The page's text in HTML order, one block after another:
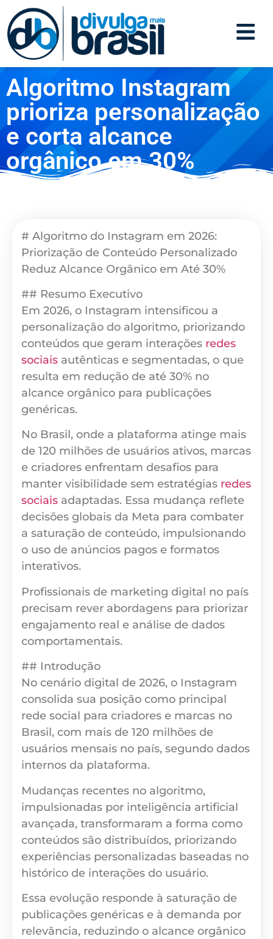
Algoritmo Instagram
prioriza personalização
e corta alcance
orgânico em 30%
# Algoritmo do Instagram em 2026:
Priorização de Conteúdo Personalizado
Reduz Alcance Orgânico em Até 30%
## Resumo Executivo
Em 2026, o Instagram intensificou a
personalização do algoritmo, priorizando
conteúdos que geram interações redes
sociais autênticas e segmentadas, o que
resulta em redução de até 30% no
alcance orgânico para publicações
genéricas.
No Brasil, onde a plataforma atinge mais
de 120 milhões de usuários ativos, marcas
e criadores enfrentam desafios para
manter visibilidade sem estratégias redes
sociais adaptadas. Essa mudança reflete
decisões globais da Meta para combater
a saturação de conteúdo, impulsionando
o uso de anúncios pagos e formatos
interativos.
Profissionais de marketing digital no país
precisam rever abordagens para priorizar
engajamento real e análise de dados
comportamentais.
## Introdução
No cenário digital de 2026, o Instagram
consolida sua posição como principal
rede social para criadores e marcas no
Brasil, com mais de 120 milhões de
usuários mensais no país, segundo dados
internos da plataforma.
Mudanças recentes no algoritmo,
impulsionadas por inteligência artificial
avançada, transformaram a forma como
conteúdos são distribuídos, priorizando
experiências personalizadas baseadas no
histórico de interações do usuário.
Essa evolução responde à saturação de
publicações genéricas e à demanda por
relevância, reduzindo o alcance orgânico